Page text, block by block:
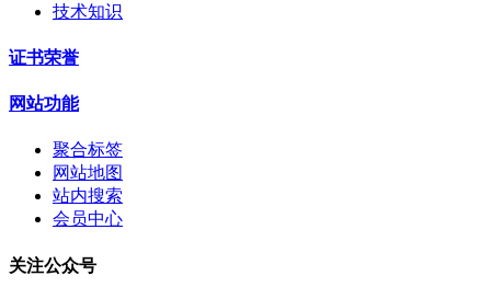
技术知识
证书荣誉
网站功能
聚合标签
网站地图
站内搜索
会员中心
关注公众号